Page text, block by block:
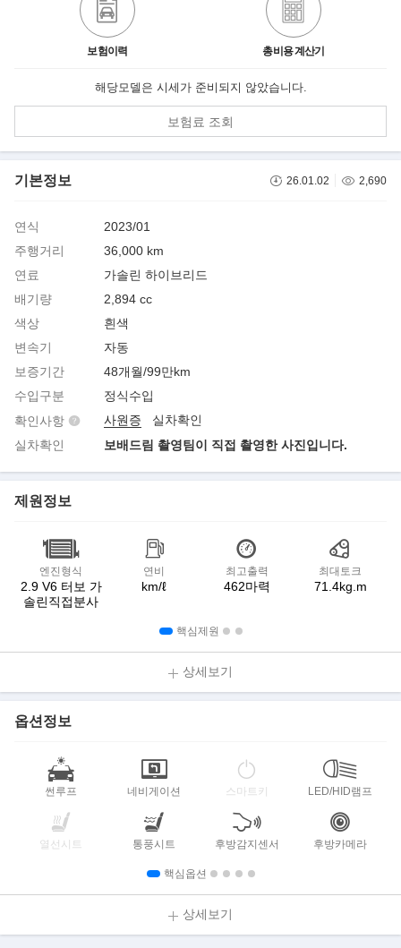
보험이력 총비용 계산기
해당모델은 시세가 준비되지 않았습니다.
보험료 조회
기본정보 26.01.02 2,690
연식
2023/01
주행거리
36,000 km
연료
가솔린 하이브리드
배기량
2,894 cc
색상
흰색
변속기
자동
보증기간
48개월/99만km
수입구분
정식수입
확인사항
사원증
실차확인
실차확인
보배드림 촬영팀이 직접 촬영한 사진입니다.
제원정보
엔진형식
2.9 V6 터보 가
솔린직접분사
연비
km/ℓ
최고출력
462마력
최대토크
71.4kg.m
핵심제원
상세보기
옵션정보
썬루프 네비게이션 스마트키 LED/HID램프
열선시트 통풍시트 후방감지센서 후방카메라
핵심옵션
상세보기